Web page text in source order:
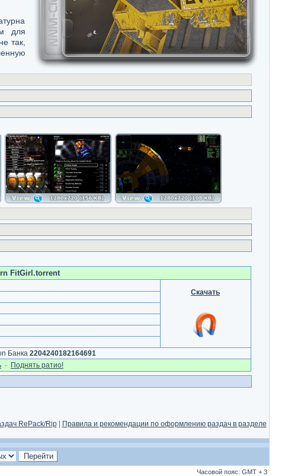
для
так,
FitGirl.torrent
Скачать
Банка 2204240182164691
· Поднять ратио!
RePack/Rip|
Правила и рекомендации по оформлению раздач в разделе
Часовой пояс: GMT + 3